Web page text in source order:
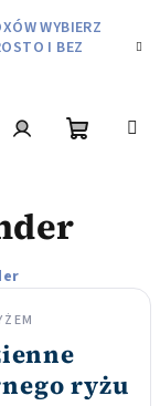
WYBIERZ
I BEZ
się
ryżu